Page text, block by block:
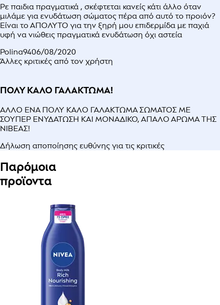
Ρε παιδια πραγματικά , σκέφτεται κανείς κάτι άλλο όταν
μιλάμε για ενυδάτωση σώματος πέρα από αυτό το προιόν?
Είναι το ΑΠΟΛΥΤΟ για την ξηρή μου επιδερμίδα με παχιά
υφή να νιώθεις πραγματικά ενυδάτωση όχι αστεία
Polina9406/08/2020
Άλλες κριτικές από τον χρήστη
ΠΟΛΥ ΚΑΛΟ ΓΑΛΑΚΤΩΜΑ!
ΑΛΛΟ ΕΝΑ ΠΟΛΥ ΚΑΛΟ ΓΑΛΑΚΤΩΜΑ ΣΩΜΑΤΟΣ ΜΕ
ΣΟΥΠΕΡ ΕΝΥΔΑΤΩΣΗ ΚΑΙ ΜΟΝΑΔΙΚΟ, ΑΠΑΛΟ ΑΡΩΜΑ ΤΗΣ
ΝΙΒΕΑΣ!
Δήλωση αποποίησης ευθύνης για τις κριτικές
Παρόμοια
προϊοντα